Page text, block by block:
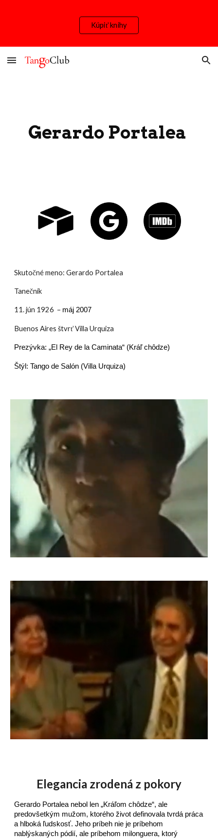
Kúpiť knihy
Gerardo Portalea
Skutočné meno: Gerardo Portalea
Tanečník
11. jún 1926 – máj 2007
Buenos Aires štvrť Villa Urquiza
Prezývka: „El Rey de la Caminata“ (Kráľ chôdze)
Štýl: Tango de Salón (Villa Urquiza)
Elegancia zrodená z pokory
Gerardo Portalea nebol len „Kráľom chôdze“, ale
predovšetkým mužom, ktorého život definovala tvrdá práca
a hlboká ľudskosť. Jeho príbeh nie je príbehom
nablýskaných pódií, ale príbehom milonguera, ktorý